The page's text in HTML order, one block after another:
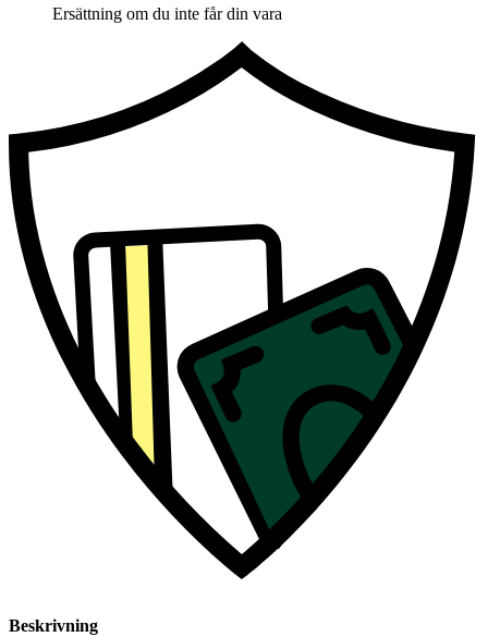
Ersättning om du inte får din vara
Beskrivning